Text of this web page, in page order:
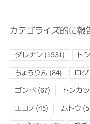
カテゴライズ的に報
ダレナン (1531) ト
ちょろりん (84)
ロ
ゴンベ (67)
トンカ
エコノ (45)
ムトウ